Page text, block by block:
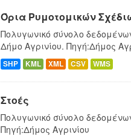
Όρια Ρυμοτομικών
Πολυγωνικό σύνολο
Δήμο Αγρινίου. Πηγή:Δήμος
SHP KML XML CSV WMS
Στοές
Πολυγωνικό σύνολο
Πηγή:Δήμος Αγρινίου